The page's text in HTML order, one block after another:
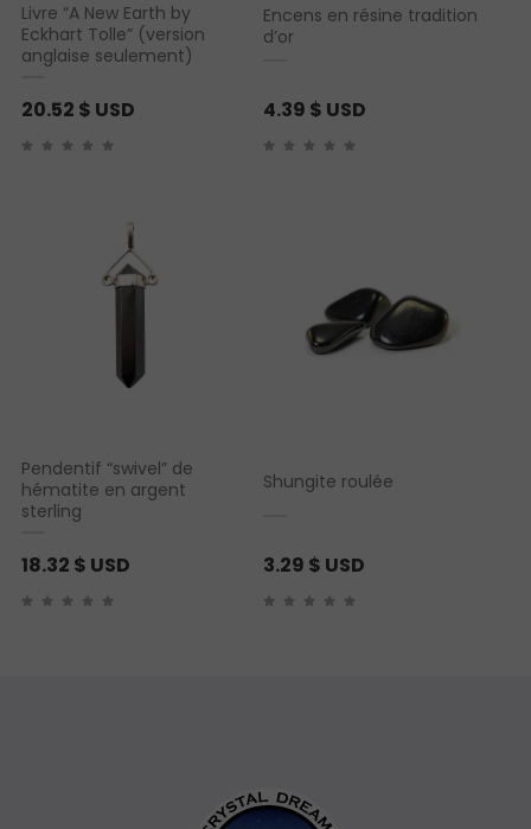
Livre “A New Earth by
Eckhart Tolle” (version
anglaise seulement)
20.52 $ USD
Encens en résine tradition
d’or
4.39 $ USD
Pendentif “swivel” de
hématite en argent
sterling
18.32 $ USD
Shungite roulée
3.29 $ USD